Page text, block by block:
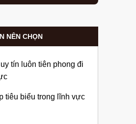
NÊN CHỌN
tín luôn tiên phong đi
tiêu biểu trong lĩnh vực